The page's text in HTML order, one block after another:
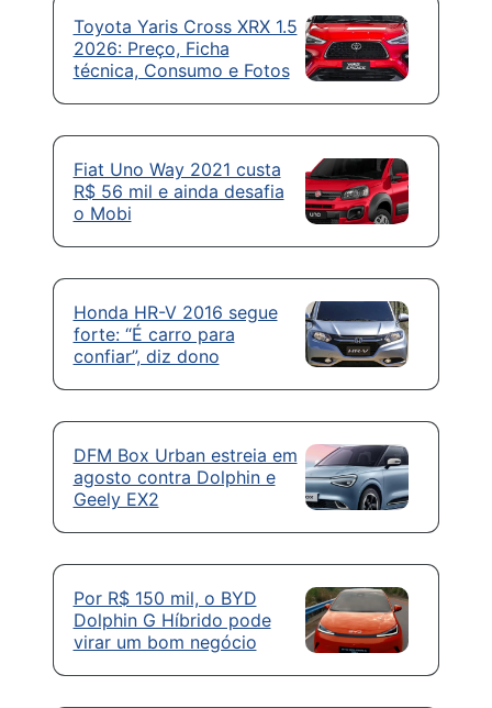
Toyota Yaris Cross XRX 1.5
2026: Preço, Ficha
técnica, Consumo e Fotos
Fiat Uno Way 2021 custa
R$ 56 mil e ainda desafia
o Mobi
Honda HR-V 2016 segue
forte: “É carro para
confiar”, diz dono
DFM Box Urban estreia em
agosto contra Dolphin e
Geely EX2
Por R$ 150 mil, o BYD
Dolphin G Híbrido pode
virar um bom negócio